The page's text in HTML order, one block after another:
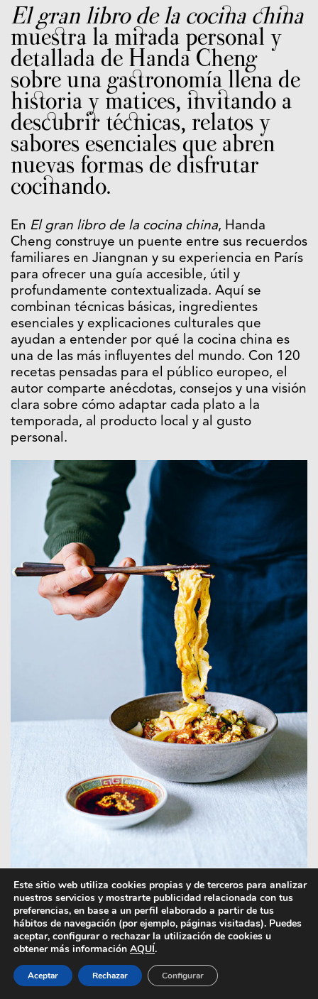
El gran libro de la cocina china
muestra la mirada personal y
detallada de Handa Cheng
sobre una gastronomía llena de
historia y matices, invitando a
descubrir técnicas, relatos y
sabores esenciales que abren
nuevas formas de disfrutar
cocinando.
En El gran libro de la cocina china, Handa
Cheng construye un puente entre sus recuerdos
familiares en Jiangnan y su experiencia en París
para ofrecer una guía accesible, útil y
profundamente contextualizada. Aquí se
combinan técnicas básicas, ingredientes
esenciales y explicaciones culturales que
ayudan a entender por qué la cocina china es
una de las más influyentes del mundo. Con 120
recetas pensadas para el público europeo, el
autor comparte anécdotas, consejos y una visión
clara sobre cómo adaptar cada plato a la
temporada, al producto local y al gusto
personal.
Imágenes superiores: 1) Vieiras al vapor con
fideos, de arroz 2) Fideos con huevo y tomate
La puerta de entrada a un mundo
Este sitio web utiliza cookies propias y de terceros para analizar
nuestros servicios y mostrarte publicidad relacionada con tus
preferencias, en base a un perfil elaborado a partir de tus
hábitos de navegación (por ejemplo, páginas visitadas). Puedes
aceptar, configurar o rechazar la utilización de cookies u
obtener más información AQUÍ.
Aceptar Rechazar Configurar